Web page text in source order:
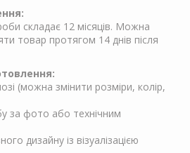
складає 12 місяців. Можна
товар протягом 14 днів після
(можна змінити розміри, колір,
за фото або технічним
дизайну із візуалізацією